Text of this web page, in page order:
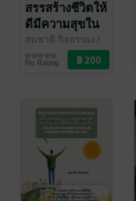
สรรสร้างชีวิตให้
ดีมีความสุขใน
ทุกทิศทาง
(Create a good
life and be
สมชาติ กิจยรรยง /
สมชาติไอบีซี
พัฒนาตนเอง
No Rating